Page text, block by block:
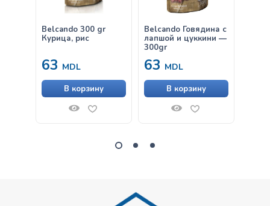
Belcando 300 gr
Курица, рис
63 MDL
В корзину
Belcando Говядина с
лапшой и цуккини —
300gr
63 MDL
В корзину